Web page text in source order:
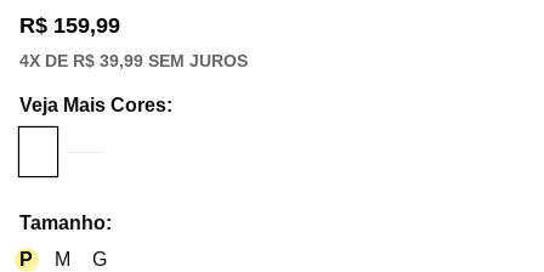
R$ 159,99
4X DE R$ 39,99 SEM JUROS
Veja Mais Cores:
Tamanho:
P
M G